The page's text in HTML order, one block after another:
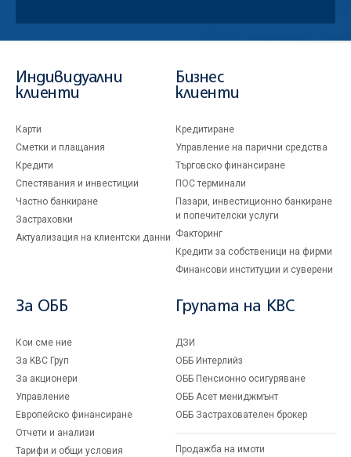
Индивидуални
клиенти
Карти
Сметки и плащания
Кредити
Спестявания и инвестиции
Частно банкиране
Застраховки
Актуализация на клиентски данни
Бизнес
клиенти
Кредитиране
Управление на парични средства
Търговско финансиране
ПОС терминали
Пазари, инвестиционно банкиране
и попечителски услуги
Факторинг
Кредити за собственици на фирми
Финансови институции и суверени
За ОББ
Кои сме ние
За KBC Груп
За акционери
Управление
Европейско финансиране
Отчети и анализи
Тарифи и общи условия
Групата на KBC
ДЗИ
ОББ Интерлийз
ОББ Пенсионно осигуряване
ОББ Асет мениджмънт
ОББ Застрахователен брокер
Продажба на имоти